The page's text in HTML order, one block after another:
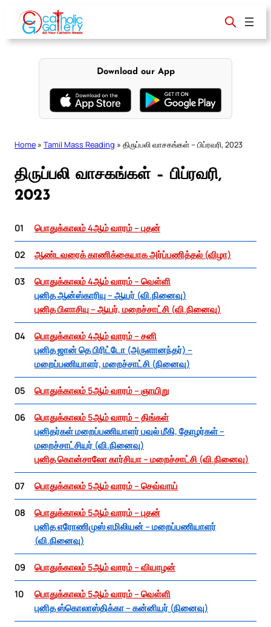
content
Download our App
Home » Tamil Mass Reading » திருப்பலி வாசகங்கள் – பிப்ரவரி, 2023
திருப்பலி வாசகங்கள் – பிப்ரவரி,
2023
01 பொதுக்காலம் 4ஆம் வாரம் – புதன்
02 ஆண்டவரைக் காணிக்கையாக அர்ப்பணித்தல் (விழா)
03
பொதுக்காலம் 4ஆம் வாரம் – வெள்ளி
புனித ஆன்ஸ்காரியு – ஆயர் (வி.நினைவு)
புனித பிளாசியு – ஆயர், மறைச்சாட்சி (வி.நினைவு)
04
பொதுக்காலம் 4ஆம் வாரம் – சனி
புனித ஜான் தெ பிரிட்டோ (அருளானந்தர்) –
மறைப்பணியாளர், மறைச்சாட்சி (நினைவு)
05 பொதுக்காலம் 5ஆம் வாரம் – ஞாயிறு
06
பொதுக்காலம் 5ஆம் வாரம் – திங்கள்
புனிதர்கள் மறைப்பணியாளர் பவுல் மீகி, தோழர்கள் –
மறைச்சாட்சியர் (வி.நினைவு)
புனித கொன்சாலோ கார்சியா – மறைச்சாட்சி (வி.நினைவு)
07 பொதுக்காலம் 5ஆம் வாரம் – செவ்வாய்
08
பொதுக்காலம் 5ஆம் வாரம் – புதன்
புனித எரோணிமுஸ் எமிலியன் – மறைப்பணியாளர்
(வி.நினைவு)
09 பொதுக்காலம் 5ஆம் வாரம் – வியாழன்
10
பொதுக்காலம் 5ஆம் வாரம் – வெள்ளி
புனித ஸ்கொலாஸ்திக்கா – கன்னியர் (நினைவு)